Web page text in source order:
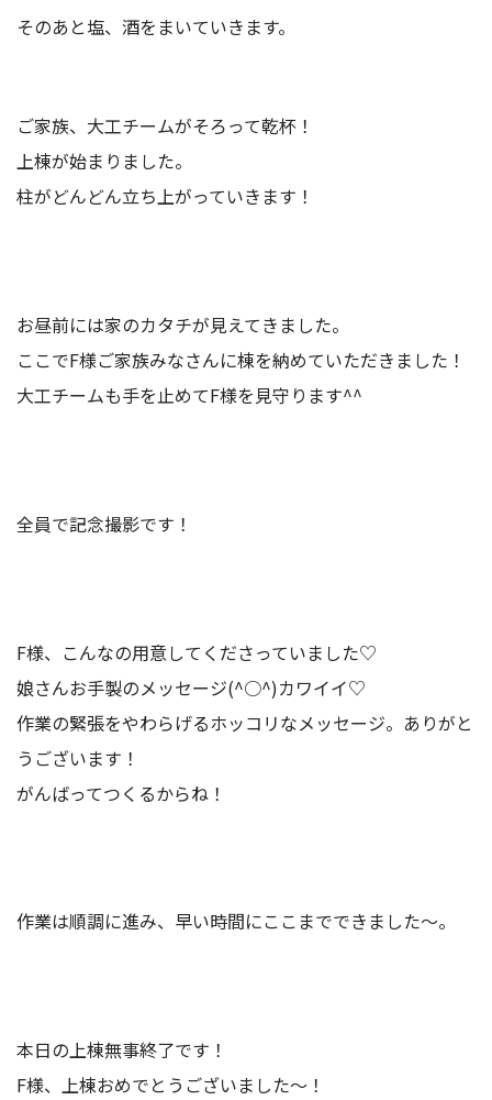
そのあと塩、酒をまいていきます。
ご家族、大工チームがそろって乾杯！
上棟が始まりました。
柱がどんどん立ち上がっていきます！
お昼前には家のカタチが見えてきました。
ここでF様ご家族みなさんに棟を納めていただきました！
大工チームも手を止めてF様を見守ります^^
全員で記念撮影です！
F様、こんなの用意してくださっていました♡
娘さんお手製のメッセージ(^○^)カワイイ♡
作業の緊張をやわらげるホッコリなメッセージ。ありがと
うございます！
がんばってつくるからね！
作業は順調に進み、早い時間にここまでできました～。
本日の上棟無事終了です！
F様、上棟おめでとうございました～！